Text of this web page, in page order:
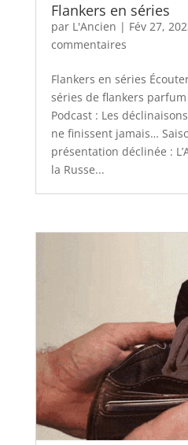
Flankers en séries
par L'Ancien | Fév 27,
commentaires
Flankers en séries
séries de flankers
Podcast : Les
ne finissent jamais…
présentation déclinée :
la Russe...